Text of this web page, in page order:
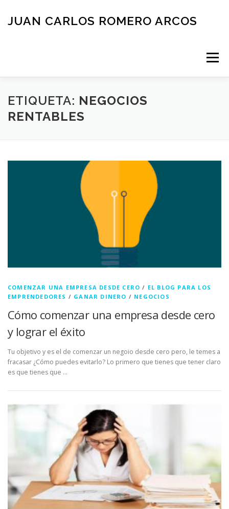
contenido
JUAN CARLOS ROMERO ARCOS
Menú
INICIO QUIEN SOY BLOG
ESPAÑOL
ETIQUETA: NEGOCIOS
RENTABLES
COMENZAR UNA EMPRESA DESDE CERO / EL BLOG PARA LOS
EMPRENDEDORES / GANAR DINERO / NEGOCIOS
Cómo comenzar una empresa desde cero
y lograr el éxito
Tu objetivo y es el de comenzar un negoio desde cero pero, le temes a
fracasar ¿Cómo puedes evitarlo? Lo primero que tienes que tener claro
es que tienes que …